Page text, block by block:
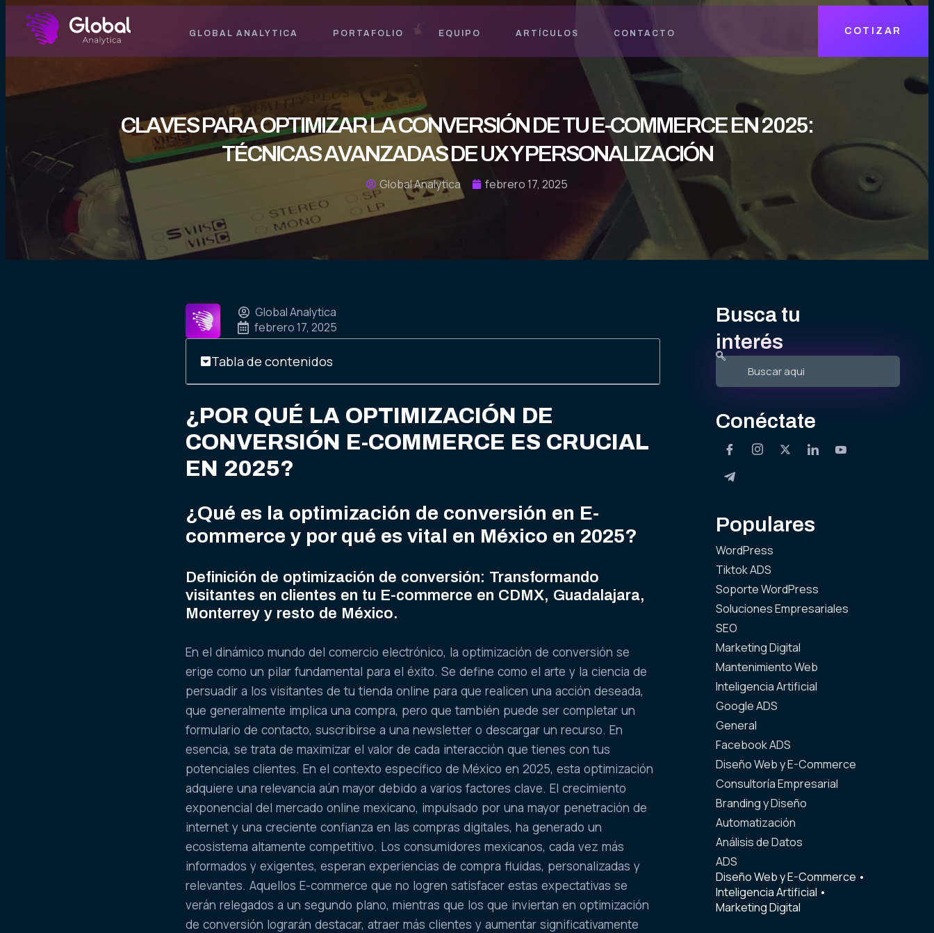
GLOBAL ANALYTICA PORTAFOLIO EQUIPO ARTÍCULOS CONTACTO COTIZAR
CLAVES PARA OPTIMIZAR LA CONVERSIÓN DE TU E-COMMERCE EN 2025:
TÉCNICAS AVANZADAS DE UX Y PERSONALIZACIÓN
Global Analytica febrero 17, 2025
Global Analytica
febrero 17, 2025
Tabla de contenidos
¿POR QUÉ LA OPTIMIZACIÓN DE
CONVERSIÓN E-COMMERCE ES CRUCIAL
EN 2025?
¿Qué es la optimización de conversión en E-
commerce y por qué es vital en México en 2025?
Definición de optimización de conversión: Transformando
visitantes en clientes en tu E-commerce en CDMX, Guadalajara,
Monterrey y resto de México.
En el dinámico mundo del comercio electrónico, la optimización de conversión se
erige como un pilar fundamental para el éxito. Se define como el arte y la ciencia de
persuadir a los visitantes de tu tienda online para que realicen una acción deseada,
que generalmente implica una compra, pero que también puede ser completar un
formulario de contacto, suscribirse a una newsletter o descargar un recurso. En
esencia, se trata de maximizar el valor de cada interacción que tienes con tus
potenciales clientes. En el contexto específico de México en 2025, esta optimización
adquiere una relevancia aún mayor debido a varios factores clave. El crecimiento
exponencial del mercado online mexicano, impulsado por una mayor penetración de
internet y una creciente confianza en las compras digitales, ha generado un
ecosistema altamente competitivo. Los consumidores mexicanos, cada vez más
informados y exigentes, esperan experiencias de compra fluidas, personalizadas y
relevantes. Aquellos E-commerce que no logren satisfacer estas expectativas se
verán relegados a un segundo plano, mientras que los que inviertan en optimización
de conversión lograrán destacar, atraer más clientes y aumentar significativamente
Busca tu
interés
Conéctate
Populares
WordPress
Tiktok ADS
Soporte WordPress
Soluciones Empresariales
SEO
Marketing Digital
Mantenimiento Web
Inteligencia Artificial
Google ADS
General
Facebook ADS
Diseño Web y E-Commerce
Consultoría Empresarial
Branding y Diseño
Automatización
Análisis de Datos
ADS
Diseño Web y E-Commerce •
Inteligencia Artificial •
Marketing Digital